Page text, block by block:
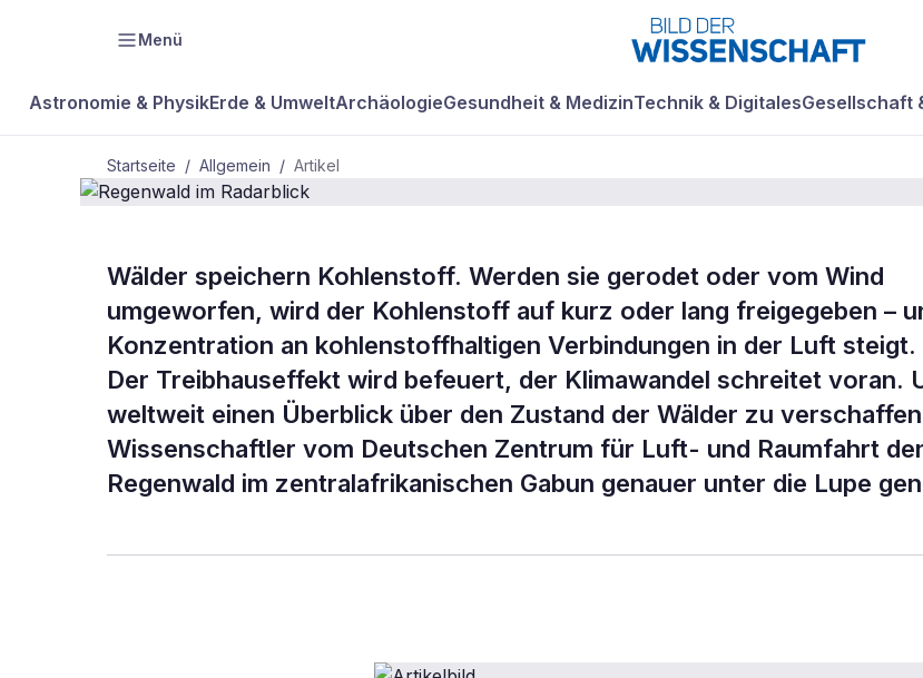
Menü
Astronomie & PhysikErde & UmweltArchäologieGesundheit & MedizinTechnik & DigitalesGesellschaft
Startseite / Allgemein / Artikel
ALLGEMEIN
Regenwald im
Radarblick
Wälder speichern Kohlenstoff. Werden sie gerodet oder vom Wind
umgeworfen, wird der Kohlenstoff auf kurz oder lang freigegeben –
Konzentration an kohlenstoffhaltigen Verbindungen in der Luft steigt.
Der Treibhauseffekt wird befeuert, der Klimawandel schreitet voran.
weltweit einen Überblick über den Zustand der Wälder zu
Wissenschaftler vom Deutschen Zentrum für Luft- und Raumfahrt
Regenwald im zentralafrikanischen Gabun genauer unter die Lupe